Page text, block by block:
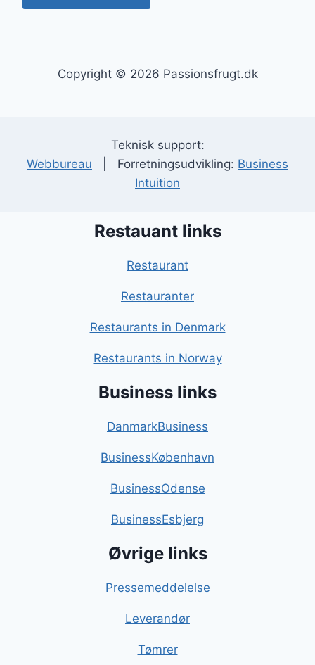
Copyright © 2026 Passionsfrugt.dk
Teknisk support:
Webbureau | Forretningsudvikling: Business
Intuition
Restauant links
Restaurant
Restauranter
Restaurants in Denmark
Restaurants in Norway
Business links
DanmarkBusiness
BusinessKøbenhavn
BusinessOdense
BusinessEsbjerg
Øvrige links
Pressemeddelelse
Leverandør
Tømrer